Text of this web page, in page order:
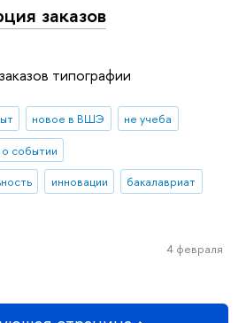
заказов
типографии
новое в ВШЭ
не учеба
событии
инновации
бакалавриат
4 февраля